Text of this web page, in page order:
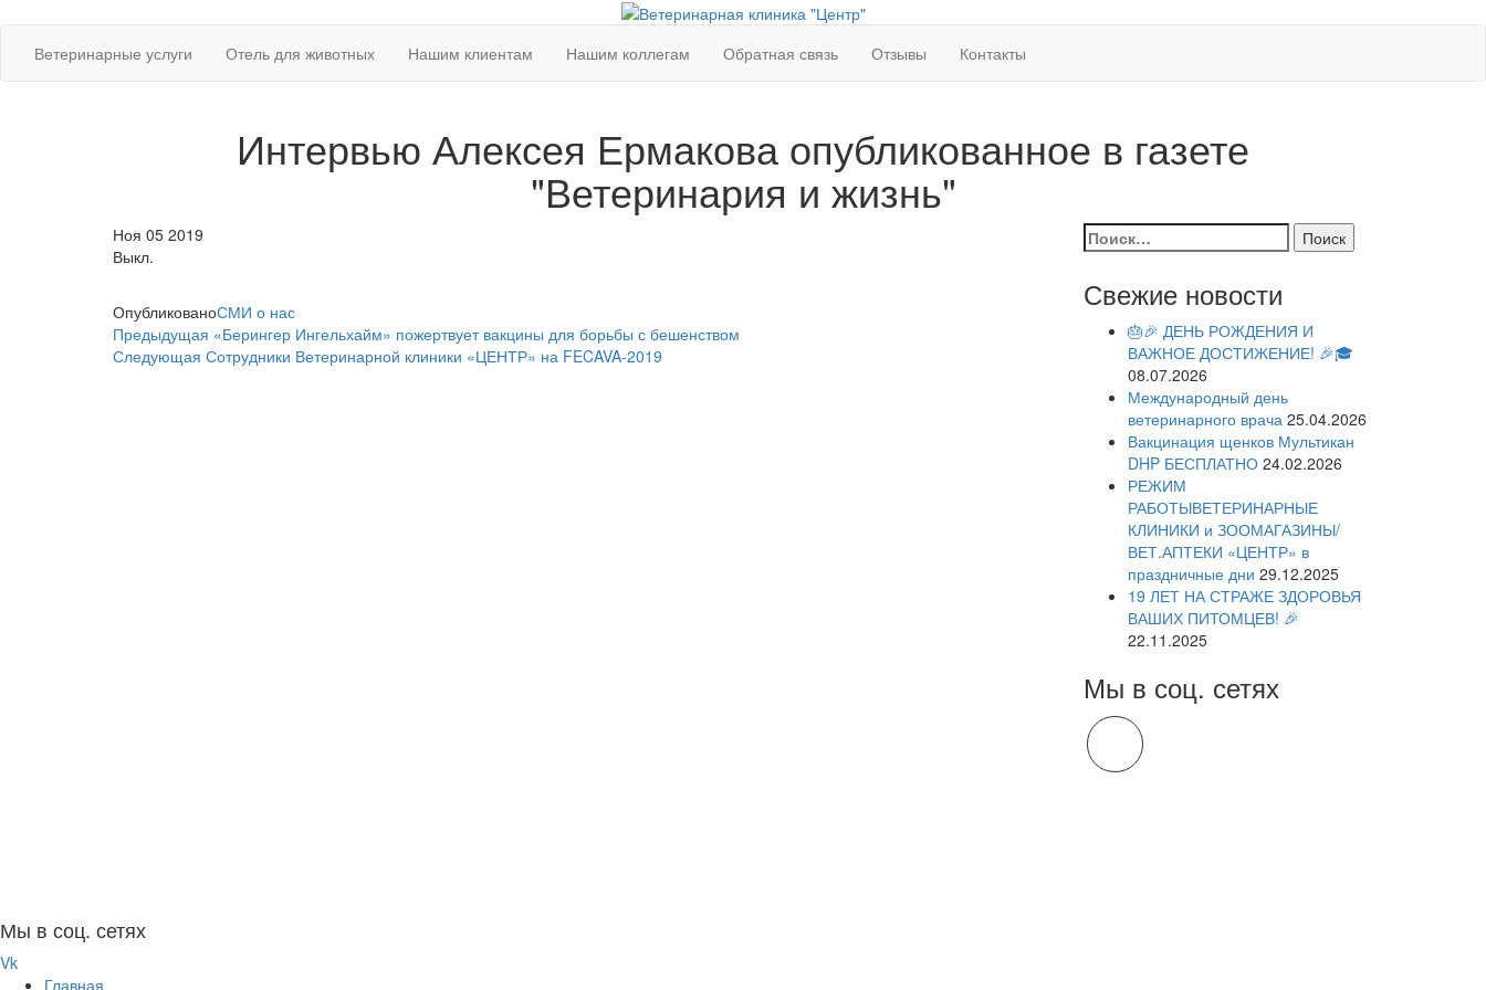
к
содержимому
Ветеринарные услуги
Отель для животных Нашим клиентам Нашим коллегам Обратная связь Отзывы Контакты
Интервью Алексея Ермакова опубликованное в газете
"Ветеринария и жизнь"
Ноя 05 2019
Выкл.
ОпубликованоСМИ о нас
Навигация
по
Предыдущая
запись
Предыдущая «Берингер Ингельхайм» пожертвует вакцины для борьбы с бешенством
Следующая
Следующая Сотрудники Ветеринарной клиники «ЦЕНТР» на FECAVA-2019
Найти:
Свежие новости
🎂🎉 ДЕНЬ РОЖДЕНИЯ И
ВАЖНОЕ ДОСТИЖЕНИЕ! 🎉🎓
08.07.2026
Международный день
ветеринарного врача 25.04.2026
Вакцинация щенков Мультикан
DHP БЕСПЛАТНО 24.02.2026
РЕЖИМ
РАБОТЫВЕТЕРИНАРНЫЕ
КЛИНИКИ и ЗООМАГАЗИНЫ/
ВЕТ.АПТЕКИ «ЦЕНТР» в
праздничные дни 29.12.2025
19 ЛЕТ НА СТРАЖЕ ЗДОРОВЬЯ
ВАШИХ ПИТОМЦЕВ! 🎉
22.11.2025
Мы в соц. сетях
Мы в соц. сетях
Vk
Главная